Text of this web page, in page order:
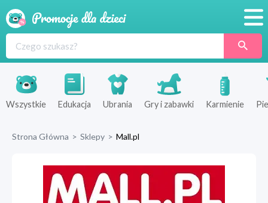
Produkty
Sklepy
Wszystkie Edukacja Ubrania Gry i zabawki Karmienie
Strona Główna > Sklepy > Mall.pl